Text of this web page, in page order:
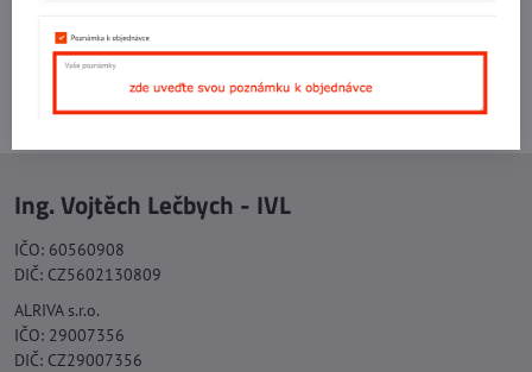
+420 577 523 563
Ing. Vojtěch Lečbych - IVL
IČO: 60560908
DIČ: CZ5602130809
ALRIVA s.r.o.
IČO: 29007356
DIČ: CZ29007356